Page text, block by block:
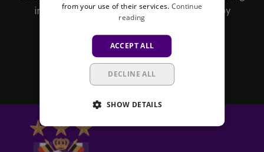
information, shirt releases or promotions by
Subscribe
from your use of their services. Continue
reading
ACCEPT ALL
DECLINE ALL
SHOW DETAILS